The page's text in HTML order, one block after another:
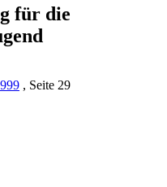
für die
, Seite 29